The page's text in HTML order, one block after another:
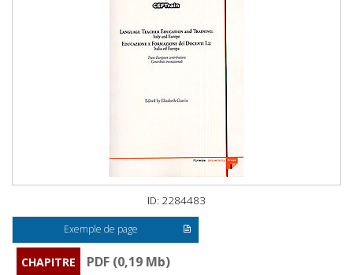
ID: 2284483
Exemple de page
CHAPITRE
PDF (0,19 Mb)